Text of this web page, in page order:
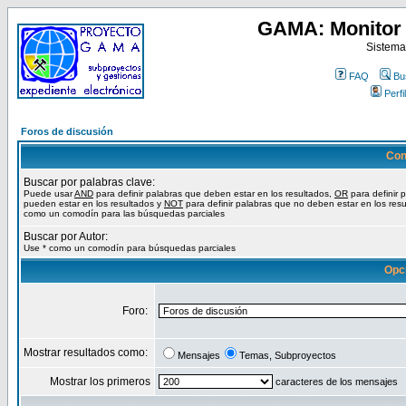
GAMA:
FAQ
Perfil
Foros de discusión
Buscar por palabras clave:
Puede usarAND para definir palabras que deben estar en los resultados, OR para definir
pueden estar en los resultados y NOT para definir palabras que no deben estar en los
como un comodín para las búsquedas parciales
Buscar por Autor:
Use * como un comodín para búsquedas parciales
Foro:
Mostrar resultados como: Mensajes Temas, Subproyectos
Mostrar los primeros caracteres de los mensajes